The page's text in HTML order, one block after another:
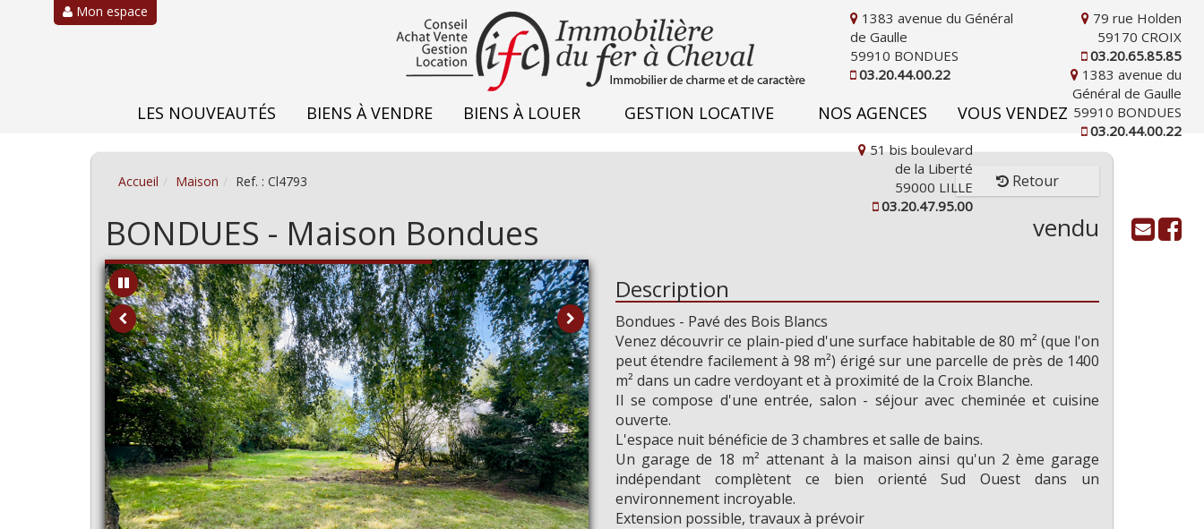
Mon espace
LES NOUVEAUTÉS BIENS À VENDRE BIENS À LOUER GESTION LOCATIVE NOS AGENCES VOUS VENDEZ
1383 avenue du Général
de Gaulle
59910 BONDUES
03.20.44.00.22
79 rue Holden
59170 CROIX
03.20.65.85.85
1383 avenue du
Général de Gaulle
59910 BONDUES
03.20.44.00.22
51 bis boulevard
de la Liberté
59000 LILLE
03.20.47.95.00
Accueil Maison Ref. : Cl4793 Retour
BONDUES - Maison Bondues vendu
Plus d'informations
Voulez-vous plus de photos?
Oui Non
Description
Bondues - Pavé des Bois Blancs
Venez découvrir ce plain-pied d'une surface habitable de 80 m² (que l'on
peut étendre facilement à 98 m²) érigé sur une parcelle de près de 1400
m² dans un cadre verdoyant et à proximité de la Croix Blanche.
Il se compose d'une entrée, salon - séjour avec cheminée et cuisine
ouverte.
L'espace nuit bénéficie de 3 chambres et salle de bains.
Un garage de 18 m² attenant à la maison ainsi qu'un 2 ème garage
indépendant complètent ce bien orienté Sud Ouest dans un
environnement incroyable.
Extension possible, travaux à prévoir